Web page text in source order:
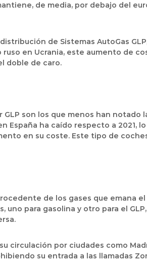
de media, por debajo del
de Sistemas AutoGas
en Ucrania, este aumento de
doble de caro.
son los que menos han
España ha caído respecto a 2021,
en su coste. Este tipo de
de los gases que emana
uno para gasolina y otro para el
circulación por ciudades como
su entrada a las llamadas